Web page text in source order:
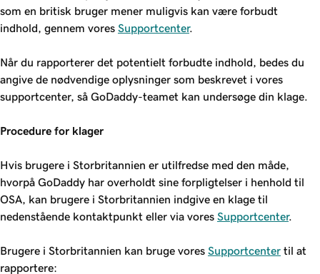
som en britisk bruger mener muligvis kan være forbudt
indhold, gennem vores Supportcenter.
Når du rapporterer det potentielt forbudte indhold, bedes du
angive de nødvendige oplysninger som beskrevet i vores
supportcenter, så GoDaddy-teamet kan undersøge din klage.
Procedure for klager
Hvis brugere i Storbritannien er utilfredse med den måde,
hvorpå GoDaddy har overholdt sine forpligtelser i henhold til
OSA, kan brugere i Storbritannien indgive en klage til
nedenstående kontaktpunkt eller via vores Supportcenter.
Brugere i Storbritannien kan bruge vores Supportcenter til at
rapportere: